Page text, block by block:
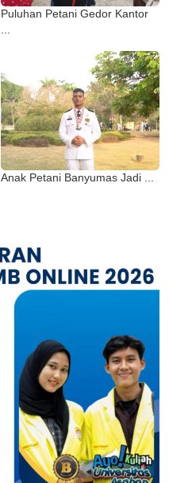
Puluhan Petani Gedor Kantor
Anak Petani Banyumas Jadi ...